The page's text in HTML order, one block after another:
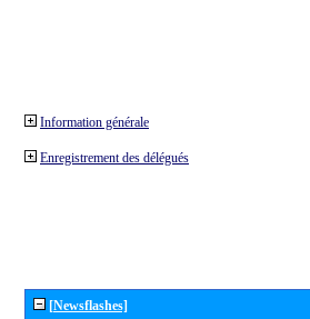
Information générale
Enregistrement des délégués
[Newsflashes]